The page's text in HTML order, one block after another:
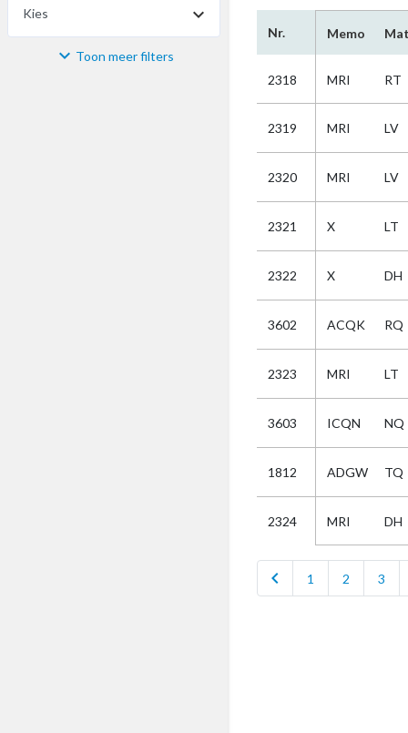
Kies
Materiaal Toon meer filters
Nr. Memo
2318 MRI RT
2319 MRI LV
2320 MRI LV
2321 X LT
2322 X DH
3602 ACQK RQ
2323 MRI LT
3603 ICQN NQ
1812 ADGW TQ
2324 MRI DH
chevron_left 1 2 3